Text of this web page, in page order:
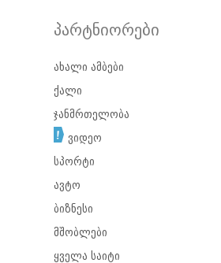
პარტნიორები
ახალი ამბები
ქალი
ჯანმრთელობა
ვიდეო
სპორტი
ავტო
ბიზნესი
მშობლები
ყველა საიტი